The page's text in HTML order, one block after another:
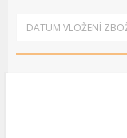
DATUM VLOŽENÍ